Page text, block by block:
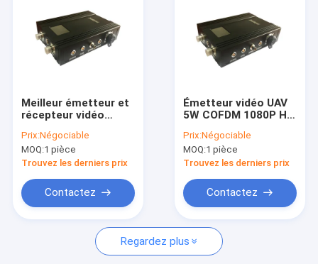
A propos de nous
Visite d'usine
Demande de soumission
Émetteur de vidéo de FPV
Meilleur émetteur et
récepteur vidéo
sans fil HD Cofdm
avec 1/32 1/16 1/8
1/4 intervalle de
Prix:Négociable
MOQ:1 pièce
Trouvez les derniers prix
Contactez
Émetteur vidéo UAV
5W COFDM 1080P HD
émetteur AV sans fil
pour la transmission
de drones 40W
64QAM
Prix:Négociable
MOQ:1 pièce
Trouvez les derniers prix
Contactez
Regardez plus